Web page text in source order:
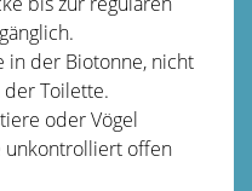
in der Biotonne, nicht
Toilette.
oder Vögel
unkontrolliert offen